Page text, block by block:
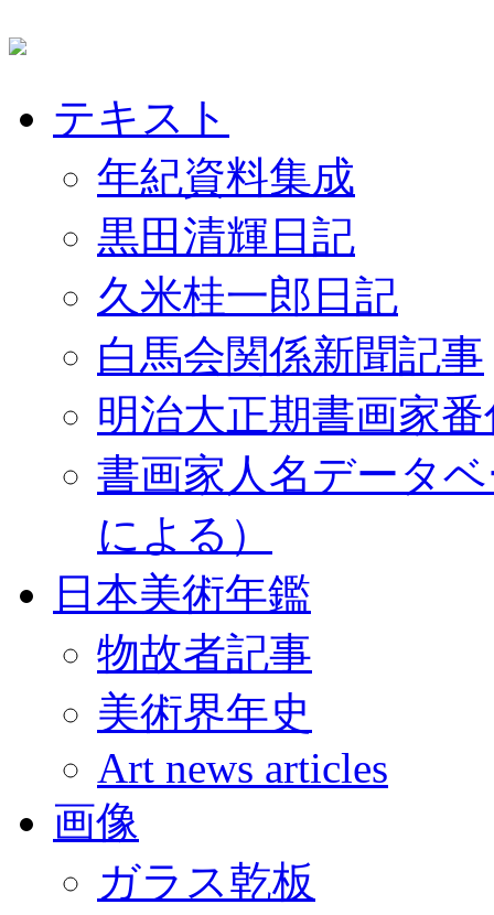
テキスト
年紀資料集成
黒田清輝日記
久米桂一郎日記
白馬会関係新聞記事
明治大正期書画家
書画家人名データ
による）
日本美術年鑑
物故者記事
美術界年史
Art news articles
画像
ガラス乾板